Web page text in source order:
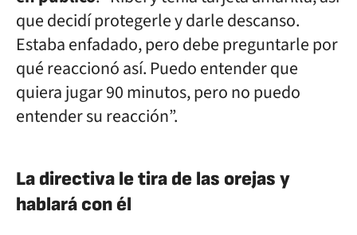
que decidí protegerle y darle descanso.
Estaba enfadado, pero debe preguntarle por
qué reaccionó así. Puedo entender que
quiera jugar 90 minutos, pero no puedo
entender su reacción”.
La directiva le tira de las orejas y
hablará con él